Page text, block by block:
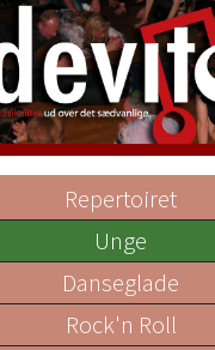
Devito
Priser
Om bandet
Repertoire
Videoer
Log ind
Repertoiret
Unge
Danseglade
Rock'n Roll